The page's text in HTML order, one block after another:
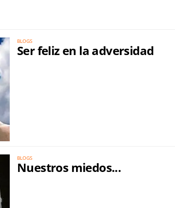
BLOGS
Ser feliz en la adversidad
BLOGS
Nuestros miedos...